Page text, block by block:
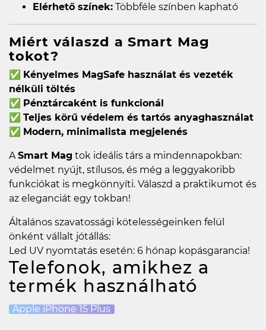
Elérhető színek: Többféle színben kapható
Miért válaszd a Smart Mag
tokot?
✅ Kényelmes MagSafe használat és vezeték
nélküli töltés
✅ Pénztárcaként is funkcionál
✅ Teljes körű védelem és tartós anyaghasználat
✅ Modern, minimalista megjelenés
A Smart Mag tok ideális társ a mindennapokban:
védelmet nyújt, stílusos, és még a leggyakoribb
funkciókat is megkönnyíti. Válaszd a praktikumot és
az eleganciát egy tokban!
Általános szavatossági kötelességeinken felül
önként vállalt jótállás:
Led UV nyomtatás esetén: 6 hónap kopásgarancia!
Telefonok, amikhez a
termék használható
Apple iPhone 15 Plus